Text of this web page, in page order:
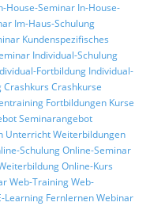
House-Seminar In-House-
Im-Haus-Schulung
Kundenspezifisches
Individual-Schulung
Fortbildung Individual-
Crashkurs Crashkurse
Fortbildungen Kurse
Seminarangebot
UnterrichtWeiterbildungen
SchulungOnline-Seminar
Online-Kurs
Web-TrainingWeb-
Learning FernlernenWebinar